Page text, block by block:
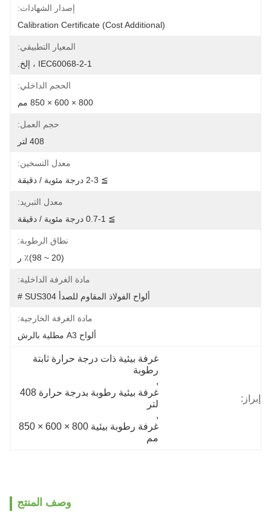
إصدار الشهادات:
Calibration Certificate (Cost Additional)
المعيار التطبيقي:
IEC60068-2-1 ، إلخ.
الحجم الداخلي:
800 × 600 × 850 مم
حجم العمل:
408 لتر
معدل التسخين:
≧ 2-3 درجة مئوية / دقيقة
معدل التبريد:
≧ 0.7-1 درجة مئوية / دقيقة
نطاق الرطوبة:
مادة الغرفة الداخلية:
ألواح الفولاذ المقاوم للصدأ SUS304 #
مادة الغرفة الخارجية:
ألواح A3 مطلية بالرش
إبراز:
غرفة بيئية ذات درجة حرارة ثابتة
رطوبة
,
غرفة بيئية رطوبة بدرجة حرارة 408
لتر
,
غرفة رطوبة بيئية 800 × 600 × 850
مم
وصف المنتج